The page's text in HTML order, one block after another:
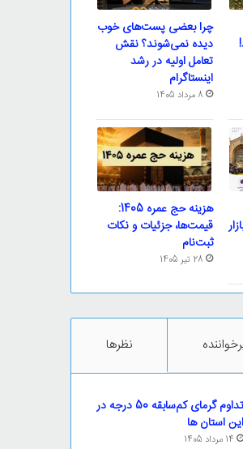
چرا بعضی پست‌های خوب
دیده نمی‌شوند؟ نقش
تعامل اولیه در رشد
اینستاگرام
8 مرداد 1405
هزینه حج عمره 1405:
قیمت‌ها، جزئیات و نکات
ثبت‌نام
28 تیر 1405
نظرها
تداوم گرمای کم‌سابقه 50 درجه در
این استان ها
14 مرداد 1405